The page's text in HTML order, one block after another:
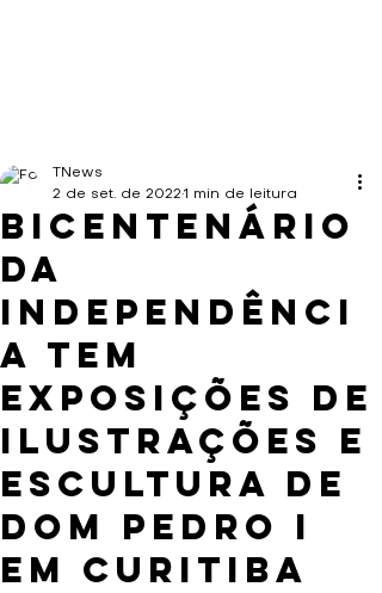
Bicentenário
da
Independênci
a tem
exposições de
ilustrações e
escultura de
Dom Pedro I
em Curitiba
TNews
2 de set. de 2022 1 min de leitura